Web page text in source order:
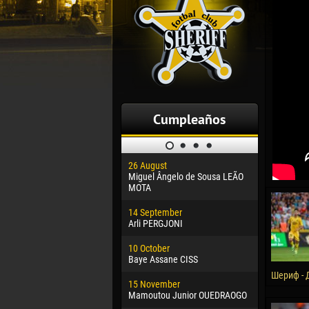
Cumpleaños
26 August
Miguel Ângelo de Sousa LEÃO
MOTA
14 September
Arli PERGJONI
10 October
Baye Assane CISS
15 November
Mamoutou Junior OUEDRAOGO
30 January
Dhoraso
24
Vladislav
02 March
Veaceslav
09 March
Emmanuel
Шериф -